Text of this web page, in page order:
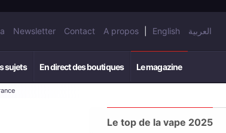
Newsletter Contact A propos English العربية
sujets En direct des boutiques Le magazine
Le top de la vape 2025